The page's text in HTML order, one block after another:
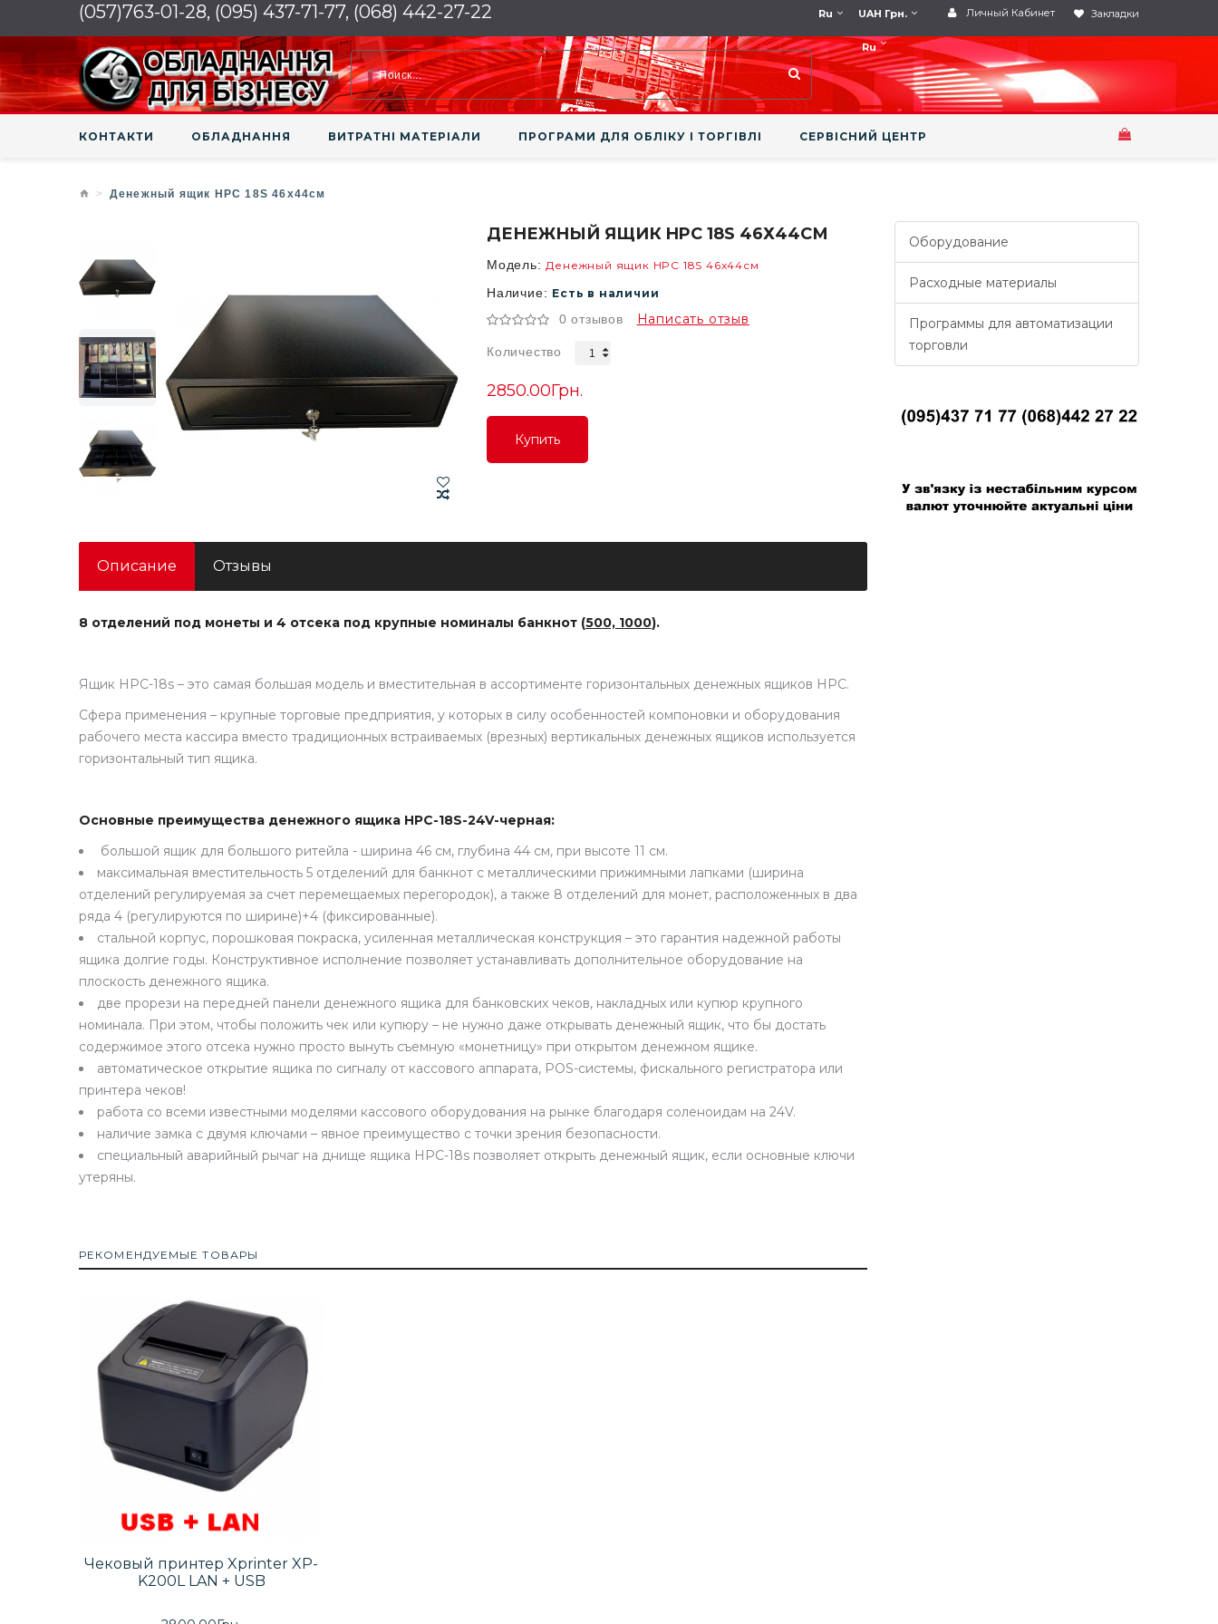
(057)763-01-28, (095) 437-71-77, (068) 442-27-22 Закладки
Личный Кабинет
UAH Грн.
Ru
Ru
КОНТАКТИ ОБЛАДНАННЯ ВИТРАТНІ МАТЕРІАЛИ ПРОГРАМИ ДЛЯ ОБЛІКУ І ТОРГІВЛІ СЕРВІСНИЙ ЦЕНТР
Денежный ящик HPC 18S 46х44см
ДЕНЕЖНЫЙ ЯЩИК HPC 18S 46Х44СМ
Модель: Денежный ящик HPC 18S 46х44см
Наличие: Есть в наличии
0 отзывов Написать отзыв
Количество
2850.00Грн.
Купить
Купить
Описание Отзывы
8 отделений под монеты и 4 отсека под крупные номиналы банкнот (500, 1000).
Ящик HPC-18s – это самая большая модель и вместительная в ассортименте горизонтальных денежных ящиков HPC.
Сфера применения – крупные торговые предприятия, у которых в силу особенностей компоновки и оборудования
рабочего места кассира вместо традиционных встраиваемых (врезных) вертикальных денежных ящиков используется
горизонтальный тип ящика.
Основные преимущества денежного ящика HPC-18S-24V-черная:
большой ящик для большого ритейла - ширина 46 см, глубина 44 см, при высоте 11 см.
максимальная вместительность 5 отделений для банкнот с металлическими прижимными лапками (ширина
отделений регулируемая за счет перемещаемых перегородок), а также 8 отделений для монет, расположенных в два
ряда 4 (регулируются по ширине)+4 (фиксированные).
стальной корпус, порошковая покраска, усиленная металлическая конструкция – это гарантия надежной работы
ящика долгие годы. Конструктивное исполнение позволяет устанавливать дополнительное оборудование на
плоскость денежного ящика.
две прорези на передней панели денежного ящика для банковских чеков, накладных или купюр крупного
номинала. При этом, чтобы положить чек или купюру – не нужно даже открывать денежный ящик, что бы достать
содержимое этого отсека нужно просто вынуть съемную «монетницу» при открытом денежном ящике.
автоматическое открытие ящика по сигналу от кассового аппарата, POS-системы, фискального регистратора или
принтера чеков!
работа со всеми известными моделями кассового оборудования на рынке благодаря соленоидам на 24V.
наличие замка с двумя ключами – явное преимущество с точки зрения безопасности.
специальный аварийный рычаг на днище ящика HPC-18s позволяет открыть денежный ящик, если основные ключи
утеряны.
РЕКОМЕНДУЕМЫЕ ТОВАРЫ
Чековый принтер Xprinter XP-
K200L LAN + USB
Оборудование
Расходные материалы
Программы для автоматизации
торговли